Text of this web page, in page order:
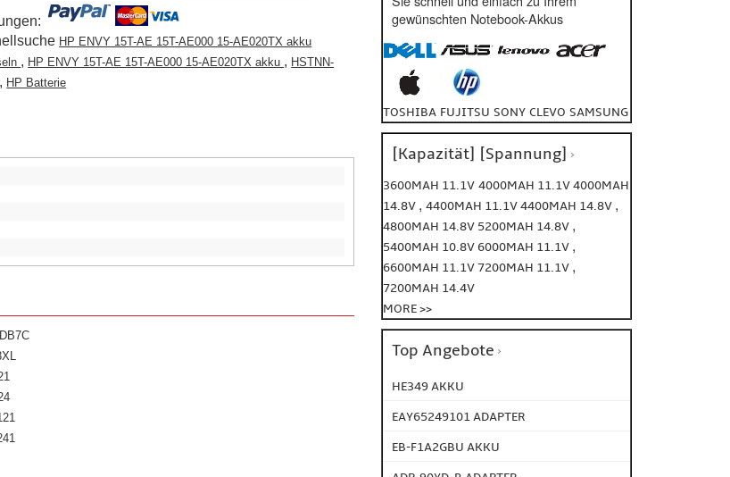
HP ENVY 15T-AE 15T-AE000 15-AE020TX akku
, HP ENVY 15T-AE 15T-AE000 15-AE020TX akku , HSTNN-
, HP Batterie
gewünschten Notebook-Akkus
TOSHIBA FUJITSU SONY CLEVO SAMSUNG
[Kapazität] [Spannung]
3600MAH 11.1V 4000MAH 11.1V4000MAH
14.8V , 4400MAH 11.1V4400MAH 14.8V ,
4800MAH 14.8V 5200MAH 14.8V ,
5400MAH 10.8V6000MAH 11.1V ,
6600MAH 11.1V7200MAH 11.1V ,
7200MAH 14.4V
MORE >>
Top Angebote
HE349 AKKU
EAY65249101 ADAPTER
EB-F1A2GBU AKKU